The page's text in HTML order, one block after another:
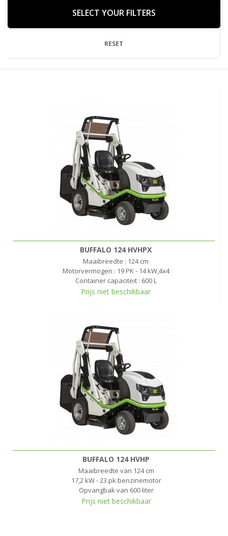
SELECT YOUR FILTERS
RESET
BUFFALO 124 HVHPX
Maaibreedte : 124 cm
Motorvermogen : 19 PK - 14 kW,4x4
Container capaciteit : 600 L
Prijs niet beschikbaar
BUFFALO 124 HVHP
Maaibreedte van 124 cm
17,2 kW - 23 pk benzinemotor
Opvangbak van 600 liter
Prijs niet beschikbaar